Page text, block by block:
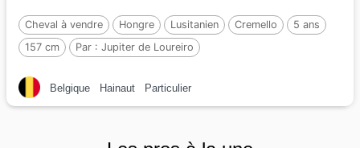
Cheval à vendre Hongre Lusitanien Cremello
5 ans
157 cm
Par : Jupiter de Loureiro
Belgique Hainaut Particulier